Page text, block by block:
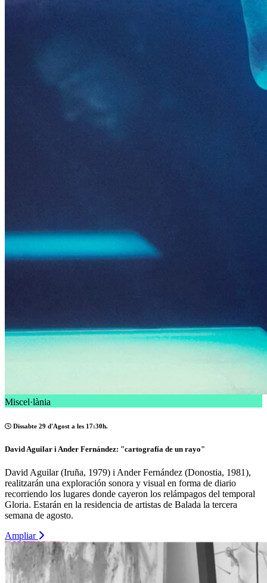
Miscel·lània
Dissabte 29 d'Agost a les 17:30h.
David Aguilar i Ander Fernández: "cartografía de un rayo"
David Aguilar (Iruña, 1979) i Ander Fernández (Donostia, 1981),
realitzarán una exploración sonora y visual en forma de diario
recorriendo los lugares donde cayeron los relámpagos del temporal
Gloria. Estarán en la residencia de artistas de Balada la tercera
semana de agosto.
Ampliar